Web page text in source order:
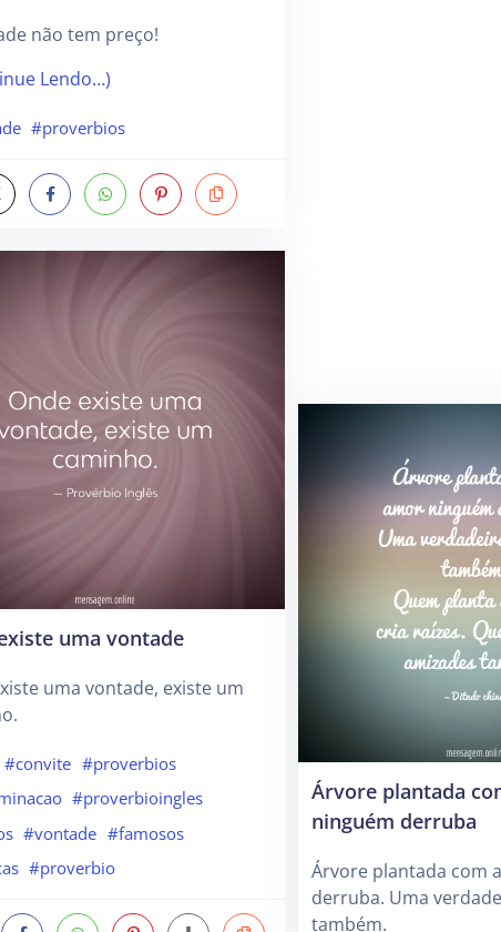
não tem preço!
Lendo…)
#proverbios
uma vontade
uma vontade, existe um
#convite #proverbios
#proverbioingles
#vontade #famosos
#proverbio
Árvore plantada
ninguém derruba
Árvore plantada com
derruba. Uma
também.